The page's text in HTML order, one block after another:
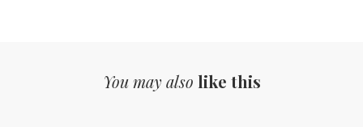
You may also like this